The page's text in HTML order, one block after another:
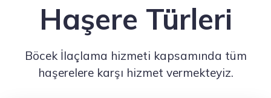
Haşere Türleri
Böcek İlaçlama hizmeti kapsamında tüm
haşerelere karşı hizmet vermekteyiz.